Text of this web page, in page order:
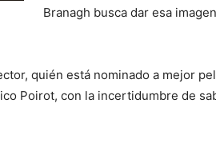
Branagh busca dar esa
quién está nominado a mejor
Poirot, con la incertidumbre de